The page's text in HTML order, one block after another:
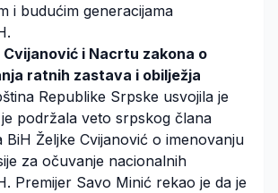
i budućim generacijama
i Nacrtu zakona o
ratnih zastava i obilježja
Republike Srpske usvojila je
podržala veto srpskog člana
BiH Željke Cvijanović o imenovanju
za očuvanje nacionalnih
Premijer Savo Minić rekao je da je